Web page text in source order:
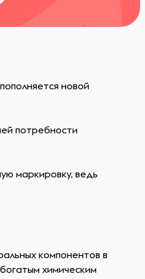
новой
потребности
маркировку, ведь
компонентов в
химическим